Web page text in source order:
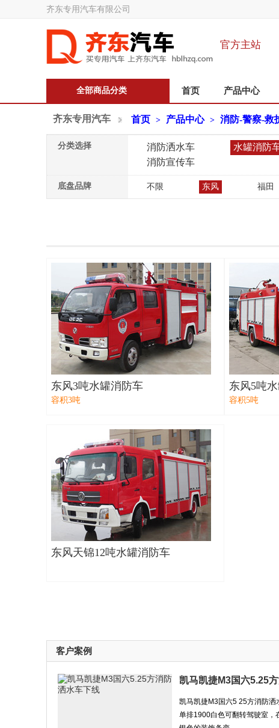
齐东专用汽车有限公司
官方主站
全部商品分类 首页 产品中心
齐东专用汽车 首页 > 产品中心 > 消防-警察-救
分类选择 消防洒水车 水罐消防
消防宣传车
底盘品牌 不限 东风 福田
东风3吨水罐消防车
容积3吨
东风5吨
容积5吨
东风天锦12吨水罐消防车
客户案例
凯马凯捷M3国六5.25
凯马凯捷M3国六5 25方消防
单排1900白色可翻转驾驶室，